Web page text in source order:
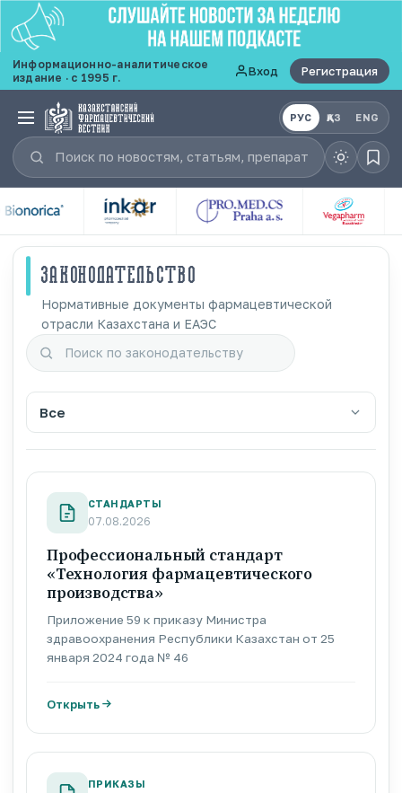
Информационно-аналитическое
издание · с 1995 г.
Вход Регистрация
РУС ҚАЗ ENG
ЗАКОНОДАТЕЛЬСТВО
Нормативные документы фармацевтической
отрасли Казахстана и ЕАЭС
СТАНДАРТЫ
07.08.2026
Профессиональный стандарт
«Технология фармацевтического
производства»
Приложение 59 к приказу Министра
здравоохранения Республики Казахстан от 25
января 2024 года № 46
Открыть
ПРИКАЗЫ